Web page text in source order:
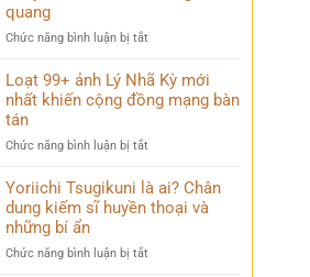
quang
Chức năng bình luận bị tắt
ít
biết
Mai
Thúy
sau
đăng
Loạt 99+ ảnh Lý Nhã Kỳ mới
nhất khiến cộng đồng mạng bàn
tán
Chức năng bình luận bị tắt
99+
ảnh
Kỳ
Yoriichi Tsugikuni là ai? Chân
dung kiếm sĩ huyền thoại và
những bí ẩn
Chức năng bình luận bị tắt